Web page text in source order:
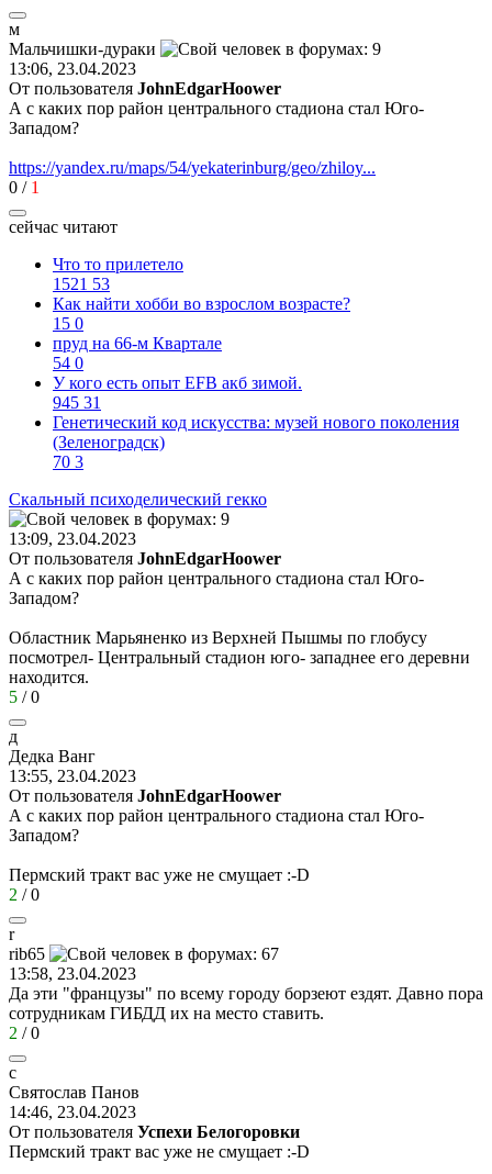
м
Мальчишки-дураки
13:06, 23.04.2023
От пользователя JohnEdgarHoower
А с каких пор район центрального стадиона стал Юго-
Западом?
https://yandex.ru/maps/54/yekaterinburg/geo/zhiloy...
0 / 1
сейчас читают
Что то прилетело
1521 53
Как найти хобби во взрослом возрасте?
15 0
пруд на 66-м Квартале
54 0
У кого есть опыт EFB акб зимой.
945 31
Генетический код искусства: музей нового поколения
(Зеленоградск)
70 3
Скальный психоделический гекко
13:09, 23.04.2023
От пользователя JohnEdgarHoower
А с каких пор район центрального стадиона стал Юго-
Западом?
Областник Марьяненко из Верхней Пышмы по глобусу
посмотрел- Центральный стадион юго- западнее его деревни
находится.
5 /0
д
Дедка Ванг
13:55, 23.04.2023
От пользователя JohnEdgarHoower
А с каких пор район центрального стадиона стал Юго-
Западом?
Пермский тракт вас уже не смущает :-D
2 /0
r
rib65
13:58, 23.04.2023
Да эти "французы" по всему городу борзеют ездят. Давно пора
сотрудникам ГИБДД их на место ставить.
2 /0
с
Святослав Панов
14:46, 23.04.2023
От пользователя Успехи Белогоровки
Пермский тракт вас уже не смущает :-D